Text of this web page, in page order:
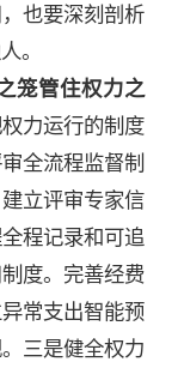
也要深刻剖析
。
笼管住权力之
力运行的制度
全流程监督制
立评审专家信
程记录和可追
度。完善经费
常支出智能预
三是健全权力